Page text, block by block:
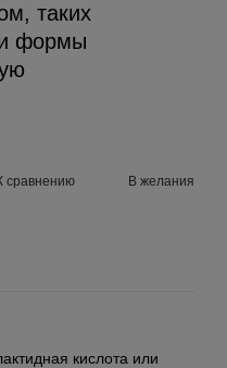
таких
формы
сравнению В желания
кислота или